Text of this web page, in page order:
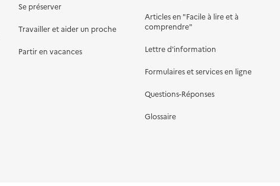
Se préserver
Travailler et aider un proche
Partir en vacances
Articles en "Facile à lire et à
comprendre"
Lettre d'information
Formulaires et services en ligne
Questions-Réponses
Glossaire